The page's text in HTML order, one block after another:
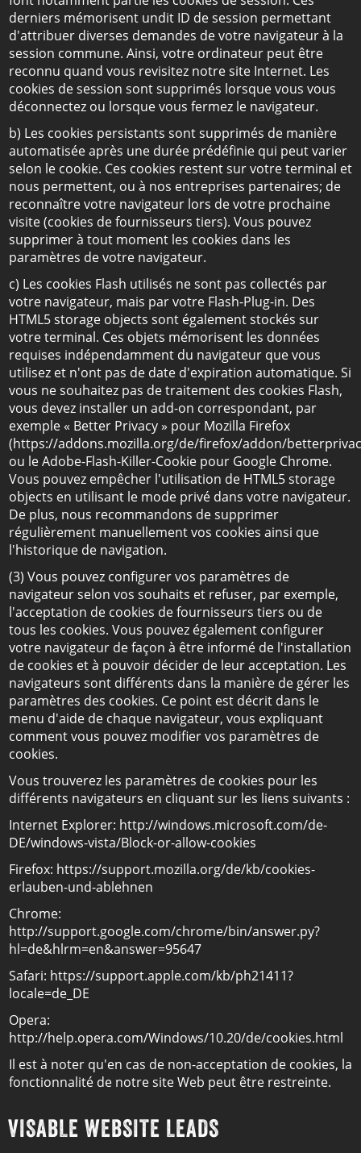
derniers mémorisent undit ID de session permettant
d'attribuer diverses demandes de votre navigateur à la
session commune. Ainsi, votre ordinateur peut être
reconnu quand vous revisitez notre site Internet. Les
cookies de session sont supprimés lorsque vous vous
déconnectez ou lorsque vous fermez le navigateur.
b) Les cookies persistants sont supprimés de manière
automatisée après une durée prédéfinie qui peut varier
selon le cookie. Ces cookies restent sur votre terminal et
nous permettent, ou à nos entreprises partenaires; de
reconnaître votre navigateur lors de votre prochaine
visite (cookies de fournisseurs tiers). Vous pouvez
supprimer à tout moment les cookies dans les
paramètres de votre navigateur.
c) Les cookies Flash utilisés ne sont pas collectés par
votre navigateur, mais par votre Flash-Plug-in. Des
HTML5 storage objects sont également stockés sur
votre terminal. Ces objets mémorisent les données
requises indépendamment du navigateur que vous
utilisez et n'ont pas de date d'expiration automatique. Si
vous ne souhaitez pas de traitement des cookies Flash,
vous devez installer un add-on correspondant, par
exemple « Better Privacy » pour Mozilla Firefox
(https://addons.mozilla.org/de/firefox/addon/
ou le Adobe-Flash-Killer-Cookie pour Google Chrome.
Vous pouvez empêcher l'utilisation de HTML5 storage
objects en utilisant le mode privé dans votre navigateur.
De plus, nous recommandons de supprimer
régulièrement manuellement vos cookies ainsi que
l'historique de navigation.
(3) Vous pouvez configurer vos paramètres de
navigateur selon vos souhaits et refuser, par exemple,
l'acceptation de cookies de fournisseurs tiers ou de
tous les cookies. Vous pouvez également configurer
votre navigateur de façon à être informé de l'installation
de cookies et à pouvoir décider de leur acceptation. Les
navigateurs sont différents dans la manière de gérer les
paramètres des cookies. Ce point est décrit dans le
menu d'aide de chaque navigateur, vous expliquant
comment vous pouvez modifier vos paramètres de
cookies.
Vous trouverez les paramètres de cookies pour les
différents navigateurs en cliquant sur les liens suivants :
Internet Explorer: http://windows.microsoft.com/de-
DE/windows-vista/Block-or-allow-cookies
Firefox: https://support.mozilla.org/de/kb/cookies-
erlauben-und-ablehnen
Chrome:
http://support.google.com/chrome/bin/answer.py?
hl=de&hlrm=en&answer=95647
Safari: https://support.apple.com/kb/ph21411?
locale=de_DE
Opera:
http://help.opera.com/Windows/10.20/de/cookies.html
Il est à noter qu'en cas de non-acceptation de cookies, la
fonctionnalité de notre site Web peut être restreinte.
VISABLE WEBSITE LEADS